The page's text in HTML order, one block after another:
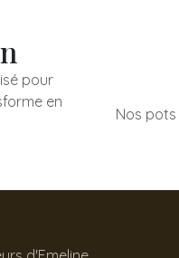
pour
en
Nos